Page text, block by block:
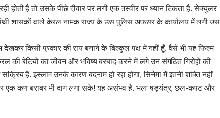
होती है तो उसके पीछे दीवार पर लगी एक तस्वीर पर ध्यान टिकता है. सेक्युलर
शासकों वाले केरल नामक राज्य के उस पुलिस अफसर के कार्यालय में लगी उस
देखकर किसी प्रकार की राय बनाने के बिल्कुल पक्ष में नहीं हूँ. वैसे भी यह फिल्म
की बेटियों का जीवन और भविष्य बरबाद करने में लगे उन संगठित गिरोहों की
हैं. इस्लाम उनके कारण बदनाम हो रहा होगा, सिनेमा में इतनी शक्ति नहीं
पर एक कण बराबर भी दाग लगा सके! यह असंभव है. भला षड्यंत्र, छल-कपट और